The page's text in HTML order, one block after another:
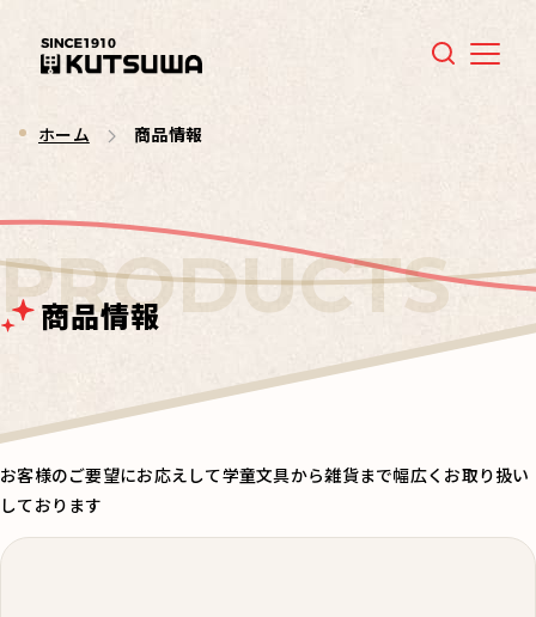
Menu
ホーム 商品情報
商品情報
お客様のご要望にお応えして学童文具から雑貨まで幅広くお取り扱い
しております